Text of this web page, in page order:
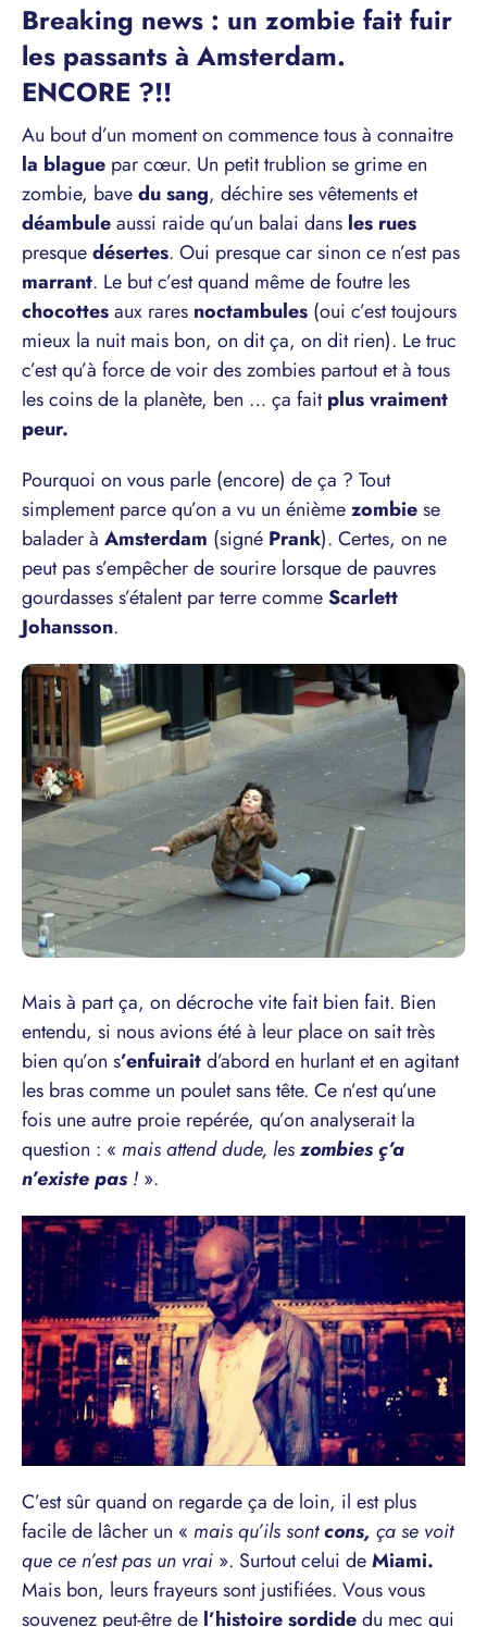
Breaking news : un zombie fait fuir
les passants à Amsterdam.
ENCORE ?!!
Au bout d’un moment on commence tous à connaitre
la blague par cœur. Un petit trublion se grime en
zombie, bavedu sang, déchire ses vêtements et
déambuleaussi raide qu’un balai dans les rues
presquedésertes. Oui presque car sinon ce n’est pas
marrant. Le but c’est quand même de foutre les
chocottesaux rares noctambules (oui c’est toujours
mieux la nuit mais bon, on dit ça, on dit rien). Le truc
c’est qu’à force de voir des zombies partout et à tous
les coins de la planète, ben … ça faitplus vraiment
peur.
Pourquoi on vous parle (encore) de ça ? Tout
simplement parce qu’on a vu un énièmezombiese
balader à Amsterdam (signé Prank). Certes, on ne
peut pas s’empêcher de sourire lorsque de pauvres
gourdasses s’étalent par terre commeScarlett
Johansson.
Mais à part ça, on décroche vite fait bien fait. Bien
entendu, si nous avions été à leur place on sait très
bien qu’on s’enfuiraitd’abord en hurlant et en agitant
les bras comme un poulet sans tête. Ce n’est qu’une
fois une autre proie repérée, qu’on analyserait la
question : « mais attend dude, leszombies ç’a
n’existe pas ! ».
C’est sûr quand on regarde ça de loin, il est plus
facile de lâcher un « mais qu’ils sontcons, ça se voit
que ce n’est pas un vrai ». Surtout celui deMiami.
Mais bon, leurs frayeurs sont justifiées. Vous vous
souvenez peut-être de l’histoire sordidedu mec qui